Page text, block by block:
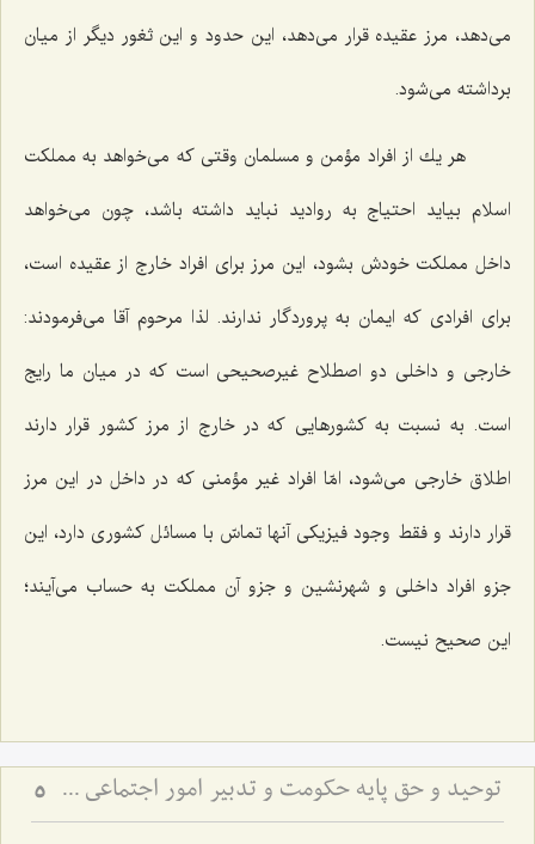
می‌دهد، مرز عقیده قرار می‌دهد، این حدود و این ثغور دیگر از میان
برداشته می‌شود.
هر یك از افراد مؤمن و مسلمان وقتی كه می‌خواهد به مملكت
اسلام بیاید احتیاج به روادید نباید داشته باشد، چون می‌خواهد
داخل مملكت خودش بشود، این مرز برای افراد خارج از عقیده است،
برای افرادی كه ایمان به پروردگار ندارند. لذا مرحوم آقا می‌فرمودند:
خارجی و داخلی دو اصطلاح غیرصحیحی است كه در میان ما رایج
است. به نسبت به كشورهایی كه در خارج از مرز كشور قرار دارند
اطلاق خارجی می‌شود، امّا افراد غیر مؤمنی كه در داخل در این مرز
قرار دارند و فقط وجود فیزیكی آنها تماسّ با مسائل كشوری دارد، این
جزو افراد داخلی و شهرنشین و جزو آن مملكت به حساب می‌آیند؛
این صحیح نیست.
توحید و حق پایه حكومت و تدبیر امور اجتماعى در مكتب انبیاء الهی 5